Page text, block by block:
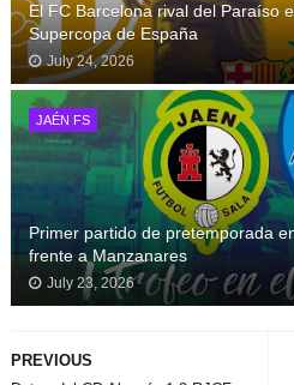
El FC Barcelona rival del Paraíso
Supercopa de España
July 24, 2026
JAÉN FS
Primer partido de pretemporada
frente a Manzanares
July 23, 2026
PREVIOUS